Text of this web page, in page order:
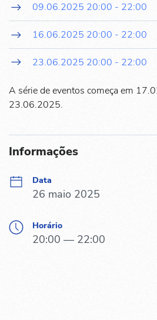
09.06.2025 20:00 - 22:00
16.06.2025 20:00 - 22:00
23.06.2025 20:00 - 22:00
A série de eventos começa em
23.06.2025.
Informações
Data
26 maio 2025
Horário
20:00 — 22:00